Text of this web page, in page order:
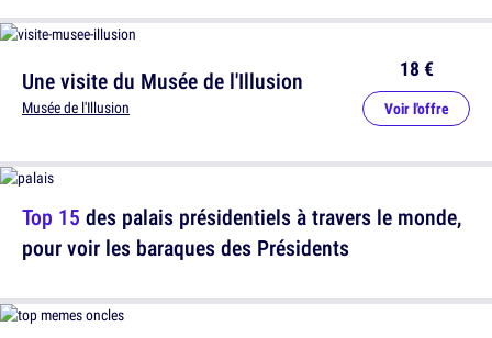
Une visite du Musée de l'Illusion
Musée de l'Illusion
18 €
Voir l'offre
Top 15 des palais présidentiels à travers le monde,
pour voir les baraques des Présidents